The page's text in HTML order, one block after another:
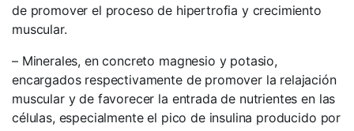
de promover el proceso de hipertrofia y crecimiento
muscular.
– Minerales, en concreto magnesio y potasio,
encargados respectivamente de promover la relajación
muscular y de favorecer la entrada de nutrientes en las
células, especialmente el pico de insulina producido por